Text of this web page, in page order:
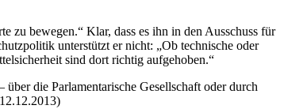
zu bewegen.“ Klar, dass es ihn in den Ausschuss für
unterstützt er nicht: „Ob technische oder
sind dort richtig aufgehoben.“
die Parlamentarische Gesellschaft oder durch